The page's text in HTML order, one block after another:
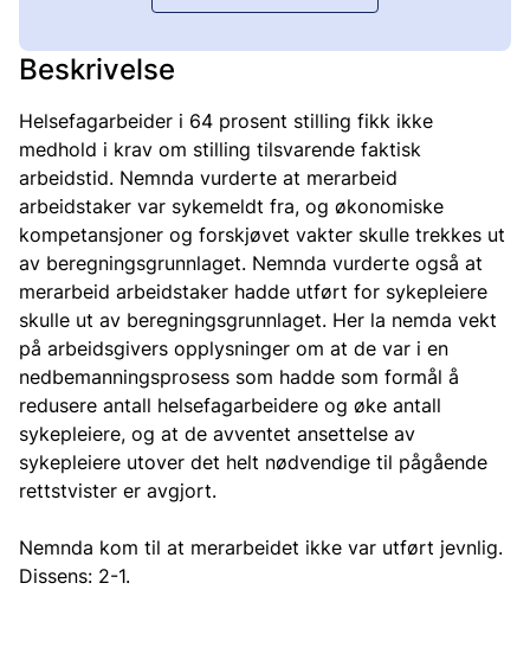
Beskrivelse
Helsefagarbeider i 64 prosent stilling fikk ikke
medhold i krav om stilling tilsvarende faktisk
arbeidstid. Nemnda vurderte at merarbeid
arbeidstaker var sykemeldt fra, og økonomiske
kompetansjoner og forskjøvet vakter skulle trekkes ut
av beregningsgrunnlaget. Nemnda vurderte også at
merarbeid arbeidstaker hadde utført for sykepleiere
skulle ut av beregningsgrunnlaget. Her la nemda vekt
på arbeidsgivers opplysninger om at de var i en
nedbemanningsprosess som hadde som formål å
redusere antall helsefagarbeidere og øke antall
sykepleiere, og at de avventet ansettelse av
sykepleiere utover det helt nødvendige til pågående
rettstvister er avgjort.
Nemnda kom til at merarbeidet ikke var utført jevnlig.
Dissens: 2-1.